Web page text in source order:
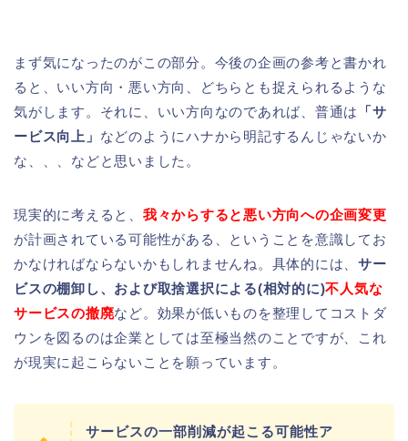
まず気になったのがこの部分。今後の企画の参考と書かれ
ると、いい方向・悪い方向、どちらとも捉えられるような
気がします。それに、いい方向なのであれば、普通は
「サ
ービス向上」 などのようにハナから明記するんじゃないか
な、、、などと思いました。
現実的に考えると、 我々からすると悪い方向への企画変更
が計画されている可能性がある、ということを意識してお
かなければならないかもしれませんね。具体的には、サー
ビスの棚卸し、および取捨選択による(相対的に)不人気な
サービスの撤廃など。効果が低いものを整理してコストダ
ウンを図るのは企業としては至極当然のことですが、これ
が現実に起こらないことを願っています。
サービスの一部削減が起こる可能性ア